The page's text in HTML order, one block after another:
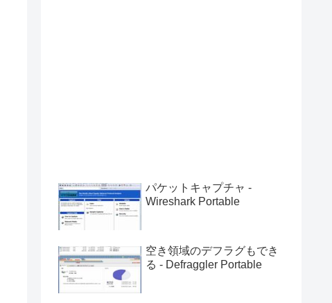
パケットキャプチャ -
Wireshark Portable
空き領域のデフラグもでき
る - Defraggler Portable